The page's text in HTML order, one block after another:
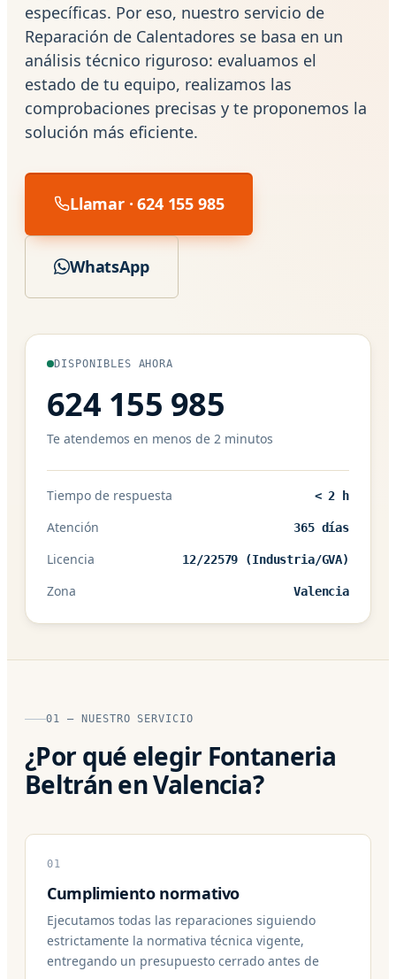
específicas. Por eso, nuestro servicio de
Reparación de Calentadores se basa en un
análisis técnico riguroso: evaluamos el
estado de tu equipo, realizamos las
comprobaciones precisas y te proponemos la
solución más eficiente.
Llamar · 624 155 985
WhatsApp
DISPONIBLES AHORA
624 155 985
Te atendemos en menos de 2 minutos
Tiempo de respuesta < 2 h
Atención 365 días
Licencia 12/22579 (Industria/GVA)
Zona Valencia
01 — NUESTRO SERVICIO
¿Por qué elegir Fontaneria
Beltrán en Valencia?
01
Cumplimiento normativo
Ejecutamos todas las reparaciones siguiendo
estrictamente la normativa técnica vigente,
entregando un presupuesto cerrado antes de